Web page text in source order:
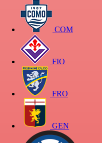
COM
FIO
FRO
GEN